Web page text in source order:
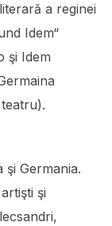
a reginei
Idem“
şi Idem
şi Germania.
şi